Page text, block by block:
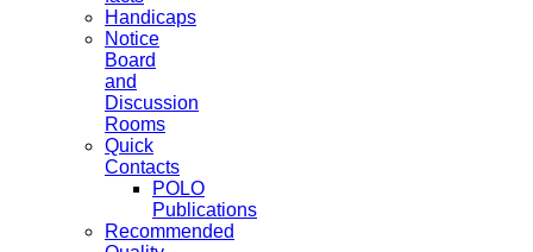
Handicaps
Notice
Board
and
Discussion
Rooms
Quick
Contacts
POLO
Publications
Recommended